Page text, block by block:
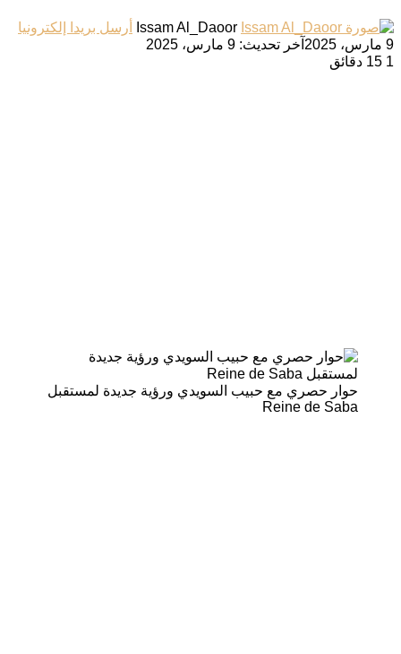
Issam Al_Daoor
أرسل بريدا إلكترونيا
9 مارس، 2025
آخر تحديث: 9 مارس، 2025
1
حوار حصري مع حبيب السويدي ورؤية جديدة لمستقبل
Reine de Saba